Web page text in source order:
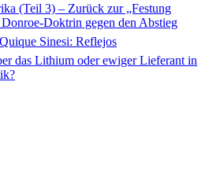
(Teil 3) – Zurück zur „Festung
Doktrin gegen den Abstieg
Sinesi: Reflejos
das Lithium oder ewiger Lieferant in